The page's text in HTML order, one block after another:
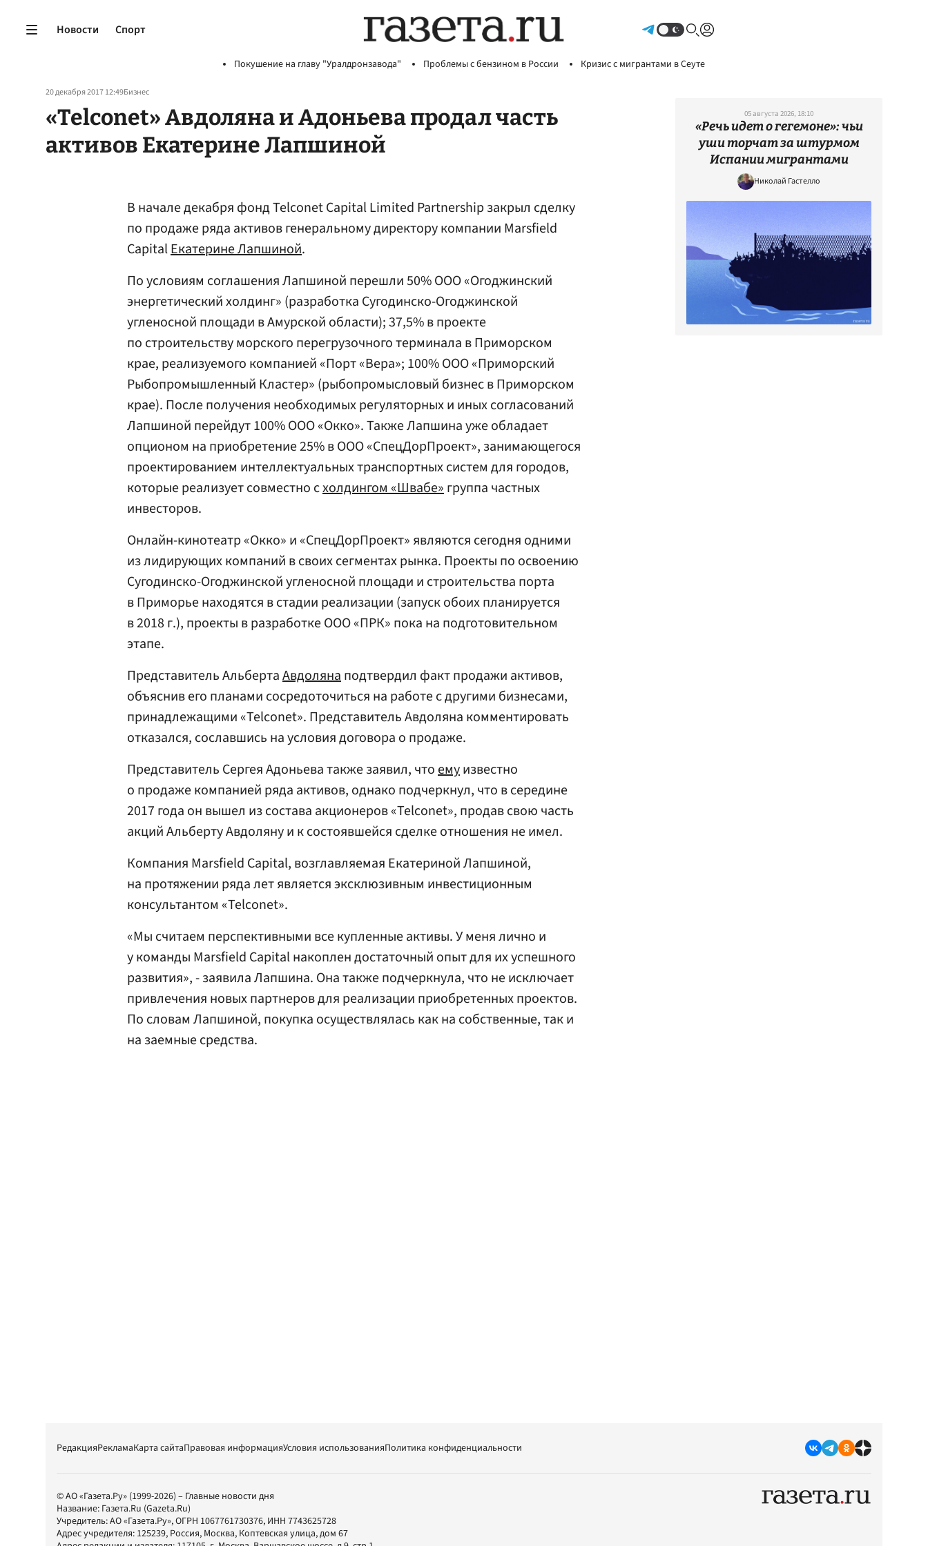
Новости Спорт
Покушение на главу "Уралдронзавода" Проблемы с бензином в России Кризис с мигрантами в Сеуте
20 декабря 2017 12:49Бизнес
«Telconet» Авдоляна и Адоньева продал часть
активов Екатерине Лапшиной
В начале декабря фонд Telconet Capital Limited Partnership закрыл сделку
по продаже ряда активов генеральному директору компании Marsfield
CapitalЕкатерине Лапшиной.
По условиям соглашения Лапшиной перешли 50% ООО «Огоджинский
энергетический холдинг» (разработка Сугодинско-Огоджинской
угленосной площади в Амурской области); 37,5% в проекте
по строительству морского перегрузочного терминала в Приморском
крае, реализуемого компанией «Порт «Вера»; 100% ООО «Приморский
Рыбопромышленный Кластер» (рыбопромысловый бизнес в Приморском
крае). После получения необходимых регуляторных и иных согласований
Лапшиной перейдут 100% ООО «Окко». Также Лапшина уже обладает
опционом на приобретение 25% в ООО «СпецДорПроект», занимающегося
проектированием интеллектуальных транспортных систем для городов,
которые реализует совместно схолдингом «Швабе»группа частных
инвесторов.
Онлайн-кинотеатр «Окко» и «СпецДорПроект» являются сегодня одними
из лидирующих компаний в своих сегментах рынка. Проекты по освоению
Сугодинско-Огоджинской угленосной площади и строительства порта
в Приморье находятся в стадии реализации (запуск обоих планируется
в 2018 г.), проекты в разработке ООО «ПРК» пока на подготовительном
этапе.
Представитель АльбертаАвдолянаподтвердил факт продажи активов,
объяснив его планами сосредоточиться на работе с другими бизнесами,
принадлежащими «Telconet». Представитель Авдоляна комментировать
отказался, сославшись на условия договора о продаже.
Представитель Сергея Адоньева также заявил, чтоемуизвестно
о продаже компанией ряда активов, однако подчеркнул, что в середине
2017 года он вышел из состава акционеров «Telconet», продав свою часть
акций Альберту Авдоляну и к состоявшейся сделке отношения не имел.
Компания Marsfield Capital, возглавляемая Екатериной Лапшиной,
на протяжении ряда лет является эксклюзивным инвестиционным
консультантом «Telconet».
«Мы считаем перспективными все купленные активы. У меня лично и
у команды Marsfield Capital накоплен достаточный опыт для их успешного
развития», - заявила Лапшина. Она также подчеркнула, что не исключает
привлечения новых партнеров для реализации приобретенных проектов.
По словам Лапшиной, покупка осуществлялась как на собственные, так и
на заемные средства.
05 августа 2026, 18:10
«Речь идет о гегемоне»: чьи
уши торчат за штурмом
Испании мигрантами
Николай Гастелло
РедакцияРекламаКарта сайтаПравовая информацияУсловия использованияПолитика конфиденциальности
© АО «Газета.Ру» (1999-2026) – Главные новости дня
Название: Газета.Ru (Gazeta.Ru)
Учредитель:АО «Газета.Ру», ОГРН 1067761730376, ИНН 7743625728
Адрес учредителя: 125239, Россия, Москва, Коптевская улица, дом 67